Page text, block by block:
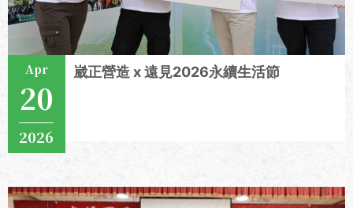
Apr
20
2026
崴正營造 x 遠見2026永續生活節